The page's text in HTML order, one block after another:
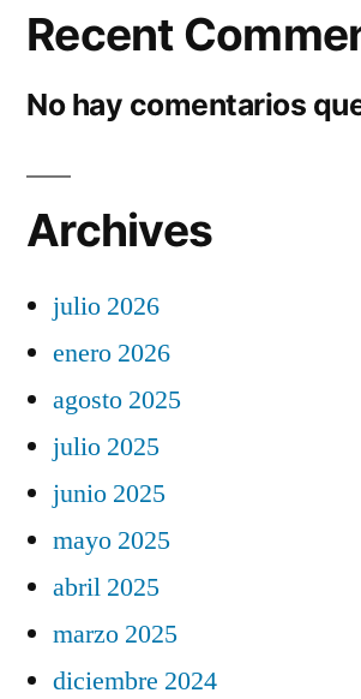
Recent
No hay comentarios
Archives
julio 2026
enero 2026
agosto 2025
julio 2025
junio 2025
mayo 2025
abril 2025
marzo 2025
diciembre 2024